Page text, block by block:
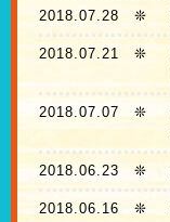
2018.07.28 ❊
2018.07.21 ❊
2018.07.07 ❊
2018.06.23 ❊
2018.06.16❊